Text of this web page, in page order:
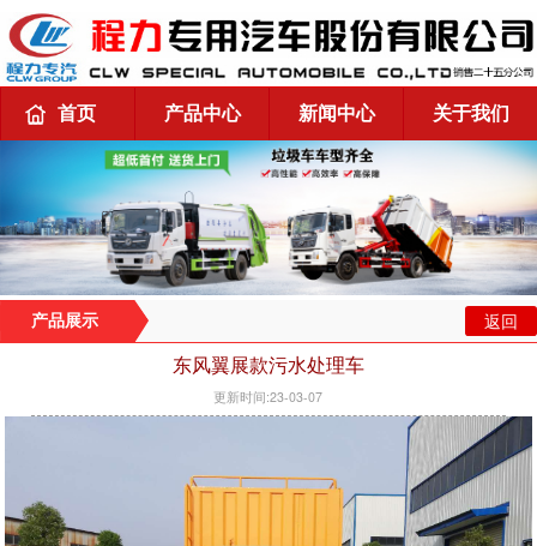
首页 产品中心 新闻中心 关于我们
产品展示 返回
东风翼展款污水处理车
更新时间:23-03-07